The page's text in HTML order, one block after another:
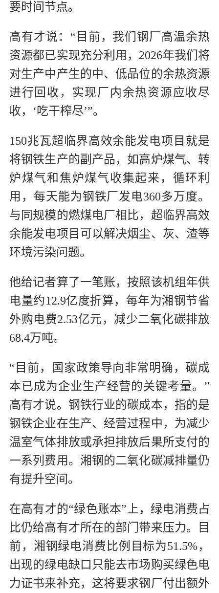
要时间节点。
高有才说：“目前，我们钢厂高温余热
资源都已实现充分利用，2026年我们将
对生产中产生的中、低品位的余热资源
进行回收，实现厂内余热资源应收尽
收，‘吃干榨尽’”。
150兆瓦超临界高效余能发电项目就是
将钢铁生产的副产品，如高炉煤气、转
炉煤气和焦炉煤气收集起来，循环利
用，每天能为钢铁厂发电360多万度。
与同规模的燃煤电厂相比，超临界高效
余能发电项目可以解决烟尘、灰、渣等
环境污染问题。
他给记者算了一笔账，按照该机组年供
电量约12.9亿度折算，每年为湘钢节省
外购电费2.53亿元，减少二氧化碳排放
68.4万吨。
“目前，国家政策导向非常明确，碳成
本已成为企业生产经营的关键考量。”
高有才说。钢铁行业的碳成本，指的是
钢铁企业在生产、经营过程中，为减少
温室气体排放或承担排放后果所支付的
一系列费用。湘钢的二氧化碳减排量仍
有提升空间。
在高有才的“绿色账本”上，绿电消费占
比仍给高有才所在的部门带来压力。目
前，湘钢绿电消费比例目标为51.5%，
出现的绿电缺口只能去市场购买绿色电
力证书来补充，这将要求钢厂付出额外